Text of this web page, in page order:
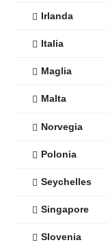
Irlanda
Italia
Maglia
Malta
Norvegia
Polonia
Seychelles
Singapore
Slovenia